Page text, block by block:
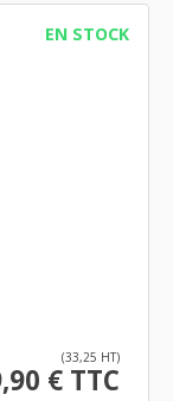
EN STOCK
(33,25 HT)
€ TTC